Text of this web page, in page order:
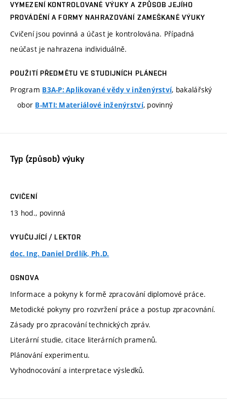
VYMEZENÍ KONTROLOVANÉ VÝUKY A ZPŮSOB JEJÍHO
PROVÁDĚNÍ A FORMY NAHRAZOVÁNÍ ZAMEŠKANÉ VÝUKY
Cvičení jsou povinná a účast je kontrolována. Případná
neúčast je nahrazena individuálně.
POUŽITÍ PŘEDMĚTU VE STUDIJNÍCH PLÁNECH
Program B3A-P: Aplikované vědy v inženýrství, bakalářský
obor B-MTI: Materiálové inženýrství, povinný
Typ (způsob) výuky
CVIČENÍ
13 hod., povinná
VYUČUJÍCÍ / LEKTOR
doc. Ing. Daniel Drdlík, Ph.D.
OSNOVA
Informace a pokyny k formě zpracování diplomové práce.
Metodické pokyny pro rozvržení práce a postup zpracovnání.
Zásady pro zpracování technických zpráv.
Literární studie, citace literárních pramenů.
Plánování experimentu.
Vyhodnocování a interpretace výsledků.